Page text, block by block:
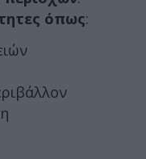
όπως: